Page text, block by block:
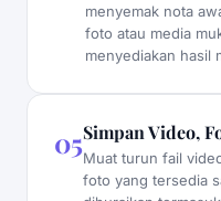
menyemak nota
foto atau media
menyediakan hasil
05Simpan Video,
Muat turun fail
foto yang tersedia